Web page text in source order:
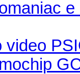
video